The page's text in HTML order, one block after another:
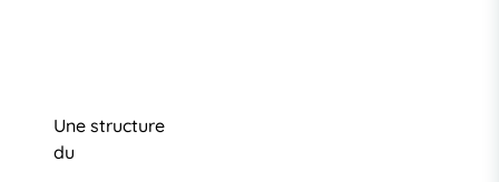
Une structure
du